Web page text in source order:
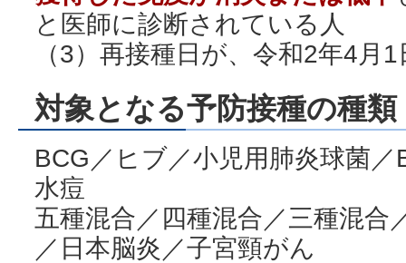
と医師に診断されている人
（3）再接種日が、令和2年4月
対象となる予防接種の種類
BCG／ヒブ／小児用肺炎球菌
水痘
五種混合／四種混合／三種混合
／日本脳炎／子宮頸がん